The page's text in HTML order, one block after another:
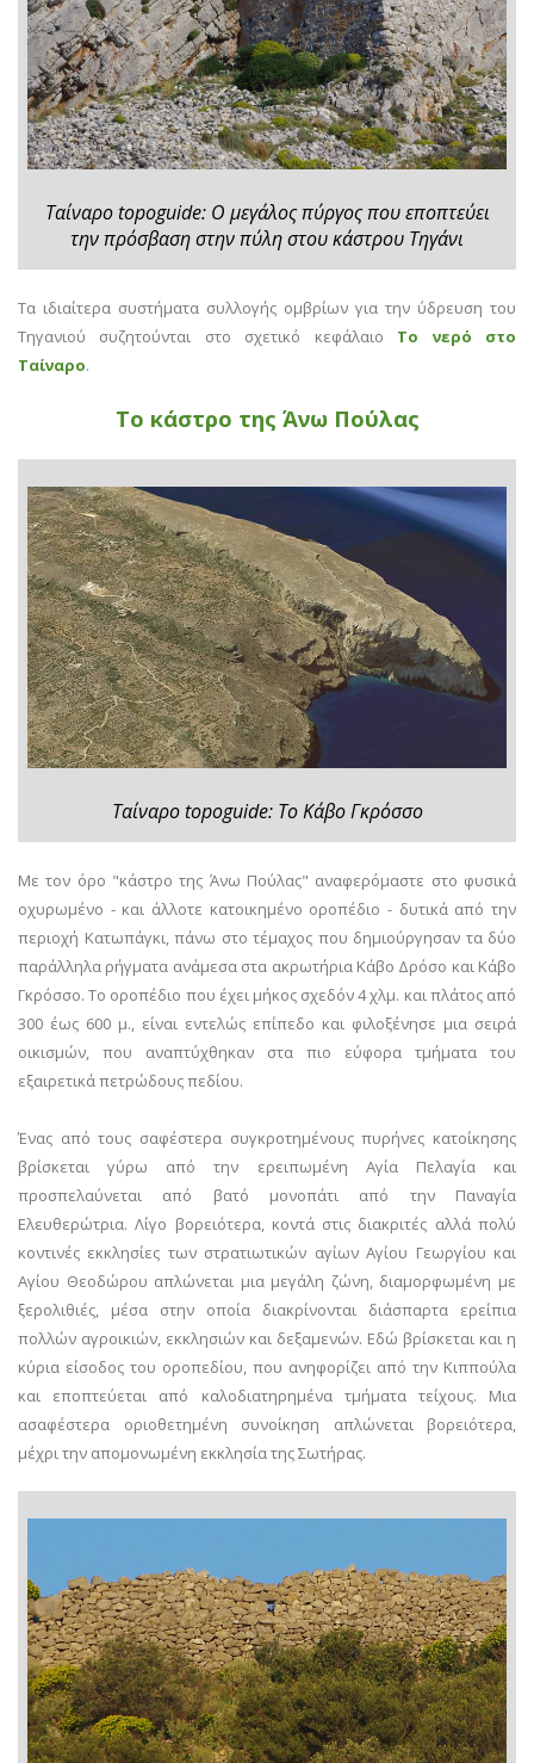
Ταίναρο topoguide: Ο μεγάλος πύργος που εποπτεύει
την πρόσβαση στην πύλη στου κάστρου Τηγάνι
Τα ιδιαίτερα συστήματα συλλογής ομβρίων για την ύδρευση του
Τηγανιού συζητούνται στο σχετικό κεφάλαιο Το νερό στο
Ταίναρο.
Το κάστρο της Άνω Πούλας
Ταίναρο topoguide: Το Κάβο Γκρόσσο
Με τον όρο "κάστρο της Άνω Πούλας" αναφερόμαστε στο φυσικά
οχυρωμένο - και άλλοτε κατοικημένο οροπέδιο - δυτικά από την
περιοχή Κατωπάγκι, πάνω στο τέμαχος που δημιούργησαν τα δύο
παράλληλα ρήγματα ανάμεσα στα ακρωτήρια Κάβο Δρόσο και Κάβο
Γκρόσσο. Το οροπέδιο που έχει μήκος σχεδόν 4 χλμ. και πλάτος από
300 έως 600 μ., είναι εντελώς επίπεδο και φιλοξένησε μια σειρά
οικισμών, που αναπτύχθηκαν στα πιο εύφορα τμήματα του
εξαιρετικά πετρώδους πεδίου.
Ένας από τους σαφέστερα συγκροτημένους πυρήνες κατοίκησης
βρίσκεται γύρω από την ερειπωμένη Αγία Πελαγία και
προσπελαύνεται από βατό μονοπάτι από την Παναγία
Ελευθερώτρια. Λίγο βορειότερα, κοντά στις διακριτές αλλά πολύ
κοντινές εκκλησίες των στρατιωτικών αγίων Αγίου Γεωργίου και
Αγίου Θεοδώρου απλώνεται μια μεγάλη ζώνη, διαμορφωμένη με
ξερολιθιές, μέσα στην οποία διακρίνονται διάσπαρτα ερείπια
πολλών αγροικιών, εκκλησιών και δεξαμενών. Εδώ βρίσκεται και η
κύρια είσοδος του οροπεδίου, που ανηφορίζει από την Κιππούλα
και εποπτεύεται από καλοδιατηρημένα τμήματα τείχους. Μια
ασαφέστερα οριοθετημένη συνοίκηση απλώνεται βορειότερα,
μέχρι την απομονωμένη εκκλησία της Σωτήρας.